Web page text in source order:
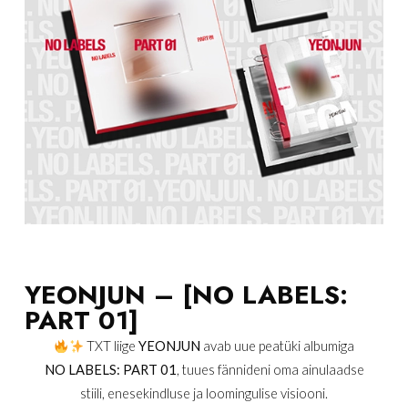
YEONJUN – [NO LABELS:
PART 01]
TXT liigeYEONJUN avab uue peatüki albumiga
NO LABELS: PART 01, tuues fännideni oma ainulaadse
stiili, enesekindluse ja loomingulise visiooni.